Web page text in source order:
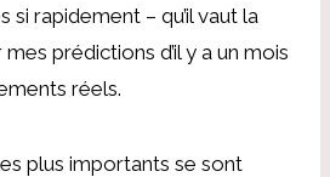
rapidement – ​​qu’il vaut la
prédictions d’il y a un mois
réels.
plus importants se sont